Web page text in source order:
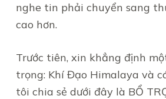
nghe tin phải chuyển sang
cao hơn.
Trước tiên, xin khẳng định
trọng: Khí Đạo Himalaya và
tôi chia sẻ dưới đây là BỔ